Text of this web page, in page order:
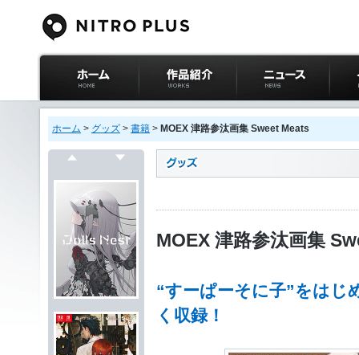
ニトロプラス公式
サイト ホーム
作品紹介 ニュース イベ
ホーム > グッズ > 書籍 > MOEX 津路参汰画集 Sweet Meats
MOEX 津路参汰画集
“すーぱーそに子”をはじ
く収録！